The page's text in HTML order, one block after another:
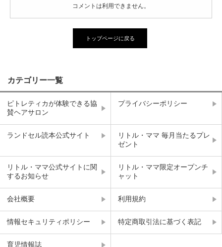
コメントは利用できません。
トップページに戻る
カテゴリー一覧
ピトレティカが体験できる協
賛ヘアサロン
プライバシーポリシー
ランドセル読本公式サイト
リトル・ママ 毎月当たるプレ
ゼント
リトル・ママ公式サイトに関
するお知らせ
リトル・ママ限定オープンチ
ャット
会社概要 利用規約
情報セキュリティポリシー 特定商取引法に基づく表記
育児情報誌